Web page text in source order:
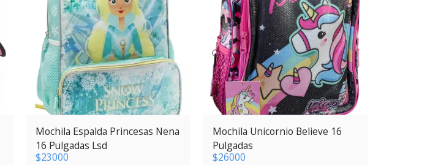
Mochila Espalda Princesas Nena
16 Pulgadas Lsd
$23000
Mochila Unicornio Believe 16
Pulgadas
$26000